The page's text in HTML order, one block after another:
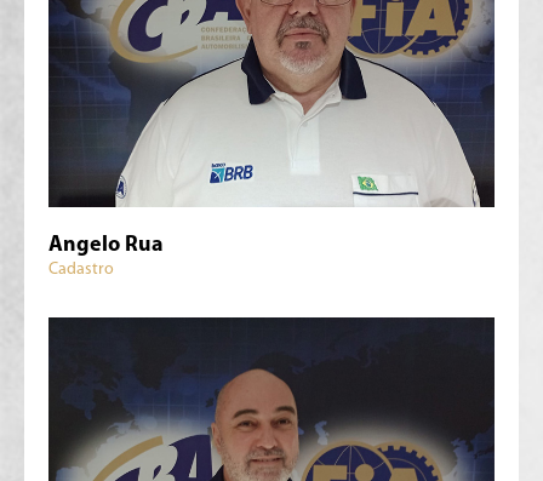
Angelo Rua
Cadastro